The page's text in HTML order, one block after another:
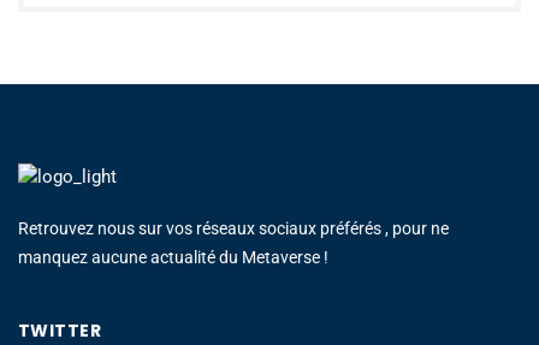
Retrouvez nous sur vos réseaux sociaux préférés , pour ne
manquez aucune actualité du Metaverse !
TWITTER